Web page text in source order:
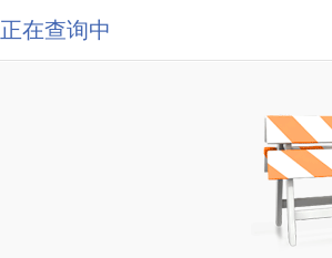
正在查询中